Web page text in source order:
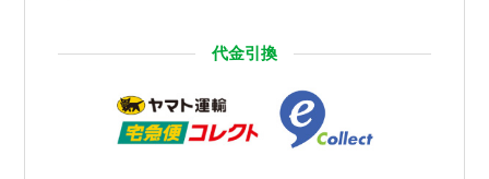
代金引換